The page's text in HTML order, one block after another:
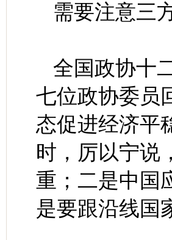
需要注意三
全国政协十
七位政协委员
态促进经济平
时，厉以宁说
重；二是中国
是要跟沿线国